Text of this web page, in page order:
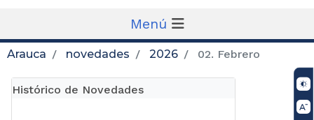
Menú
Arauca novedades 2026 02. Febrero
Histórico de Novedades